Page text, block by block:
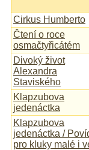
Cirkus Humberto
Čtení o roce
osmačtyřicátém
Divoký život
Alexandra
Staviského
Klapzubova
jedenáctka
Klapzubova
jedenáctka /
pro kluky malé i